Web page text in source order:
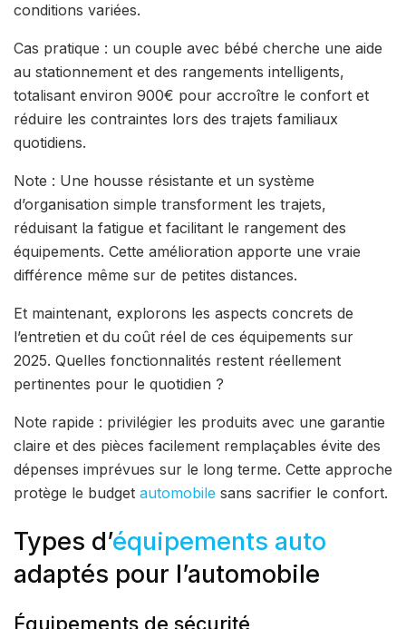
conditions variées.
Cas pratique : un couple avec bébé cherche une aide
au stationnement et des rangements intelligents,
totalisant environ 900€ pour accroître le confort et
réduire les contraintes lors des trajets familiaux
quotidiens.
Note : Une housse résistante et un système
d’organisation simple transforment les trajets,
réduisant la fatigue et facilitant le rangement des
équipements. Cette amélioration apporte une vraie
différence même sur de petites distances.
Et maintenant, explorons les aspects concrets de
l’entretien et du coût réel de ces équipements sur
2025. Quelles fonctionnalités restent réellement
pertinentes pour le quotidien ?
Note rapide : privilégier les produits avec une garantie
claire et des pièces facilement remplaçables évite des
dépenses imprévues sur le long terme. Cette approche
protège le budget automobile sans sacrifier le confort.
Types d’équipements auto
adaptés pour l’automobile
Équipements de sécurité